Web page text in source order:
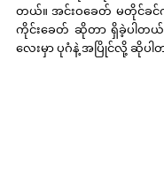
တယ်။ အင်းဝခေတ် မတိုင်ခင်
ကိုင်းခေတ် ဆိုတာ ရှိခဲ့ပါတယ်
လေးမှာ ပုဂံနဲ့ အပြိုင်လို့ ဆိုပါ